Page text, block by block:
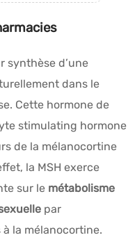
synthèse d’une
dans le
Cette hormone de
stimulating hormone
de la mélanocortine
la MSH exerce
sur le métabolisme
par
la mélanocortine.